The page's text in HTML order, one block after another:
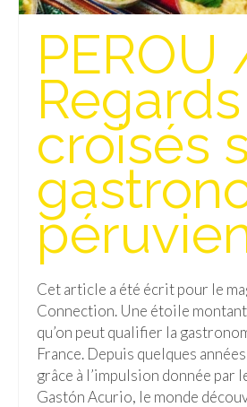
Lac Titicaca
Salar d’Uyuni
Sucre
Paraguay
Pérou
Lac Titicaca
Machu Picchu
ASIE
Chine
PEROU
Regards
croisés
Cet article a été écrit pour le
Connection. Une étoile
qu’on peut qualifier la
France. Depuis quelques
grâce à l’impulsion donnée par
Gastón Acurio, le monde